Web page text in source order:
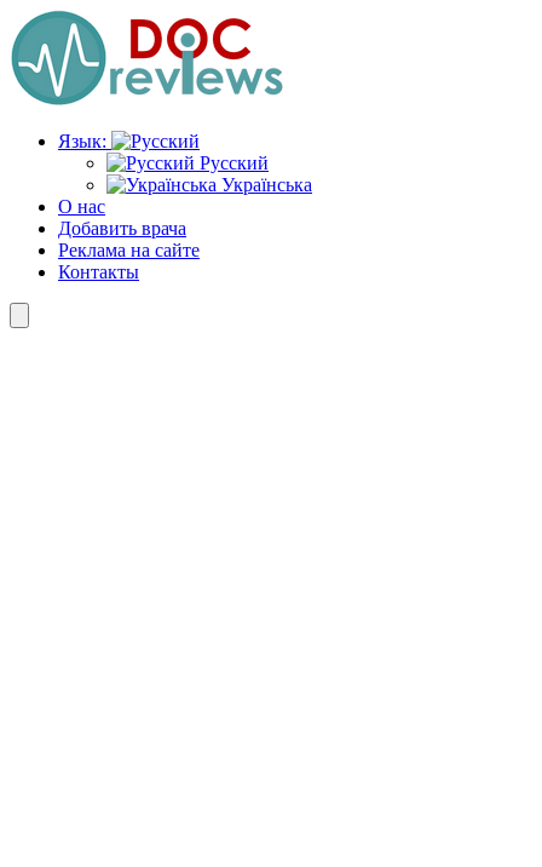
Перейти
к
содержимому
Язык:
Русский
Українська
О нас
Добавить врача
Реклама на сайте
Контакты